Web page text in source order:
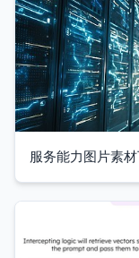
服务能力图片素